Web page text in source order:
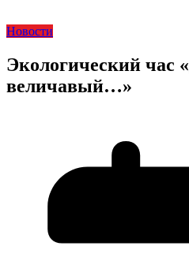
Новости
Экологический час
величавый…»